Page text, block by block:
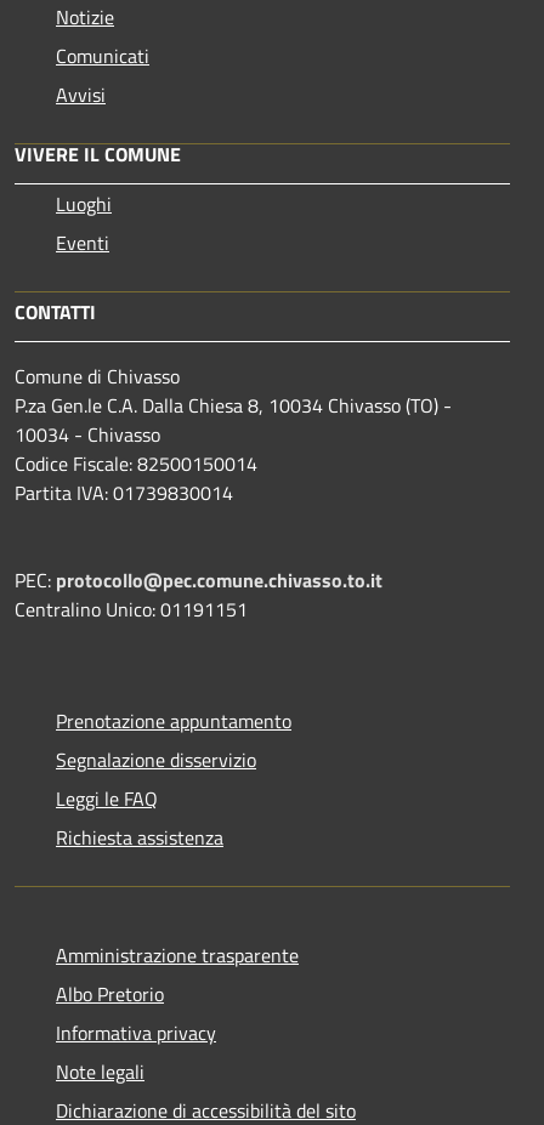
Notizie
Comunicati
Avvisi
VIVERE IL COMUNE
Luoghi
Eventi
CONTATTI
Comune di Chivasso
P.za Gen.le C.A. Dalla Chiesa 8, 10034 Chivasso (TO) -
10034 - Chivasso
Codice Fiscale: 82500150014
Partita IVA: 01739830014
PEC: protocollo@pec.comune.chivasso.to.it
Centralino Unico: 01191151
Prenotazione appuntamento
Segnalazione disservizio
Leggi le FAQ
Richiesta assistenza
Amministrazione trasparente
Albo Pretorio
Informativa privacy
Note legali
Dichiarazione di accessibilità del sito